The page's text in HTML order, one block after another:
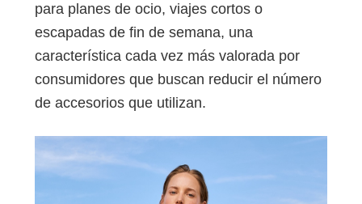
para planes de ocio, viajes cortos o
escapadas de fin de semana, una
característica cada vez más valorada por
consumidores que buscan reducir el número
de accesorios que utilizan.